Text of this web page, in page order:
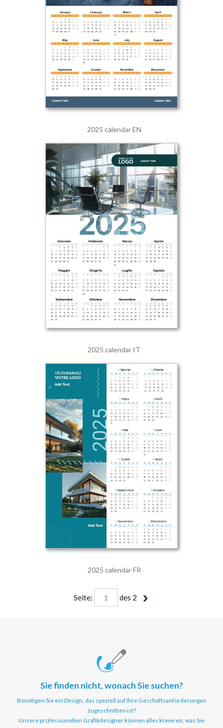
2025 calendar EN
2025 calendar IT
2025 calendar FR
Seite: des 2
Sie finden nicht, wonach Sie suchen?
Benötigen Sie ein Design, das speziell auf Ihre Geschäftsanforderungen
zugeschnitten ist?
Unsere professionellen Grafikdesigner können alles kreieren, was Sie